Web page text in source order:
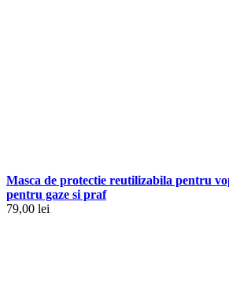
Masca de protectie reutilizabila pentru
pentru gaze si praf
79,00 lei